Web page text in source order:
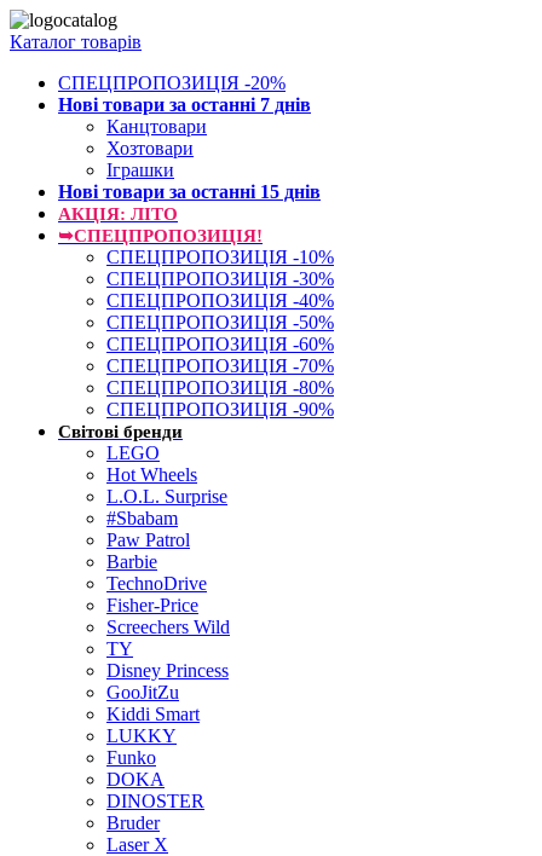
Каталог товарів
СПЕЦПРОПОЗИЦІЯ -20%
Нові товари за останнi 7 днiв
Канцтовари
Хозтовари
Іграшки
Нові товари за останнi 15 днiв
АКЦІЯ: ЛІТО
➥СПЕЦПРОПОЗИЦІЯ!
СПЕЦПРОПОЗИЦІЯ -10%
СПЕЦПРОПОЗИЦІЯ -30%
СПЕЦПРОПОЗИЦІЯ -40%
СПЕЦПРОПОЗИЦІЯ -50%
СПЕЦПРОПОЗИЦІЯ -60%
СПЕЦПРОПОЗИЦІЯ -70%
СПЕЦПРОПОЗИЦІЯ -80%
СПЕЦПРОПОЗИЦІЯ -90%
Світові бренди
LEGO
Hot Wheels
L.O.L. Surprise
#Sbabam
Paw Patrol
Barbie
TechnoDrive
Fisher-Price
Screechers Wild
TY
Disney Princess
GooJitZu
Kiddi Smart
LUKKY
Funko
DOKA
DINOSTER
Bruder
Laser X